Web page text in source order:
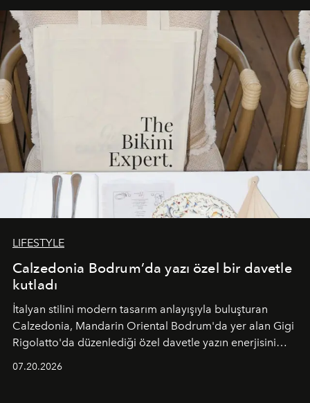
buluşturarak markanın Cavo Tagoo’daki varlığını
sürükleyici ve mevsime özel bir deneyime dönüştürüyor.
LIFESTYLE
Calzedonia Bodrum’da yazı özel bir davetle
kutladı
İtalyan stilini modern tasarım anlayışıyla buluşturan
Calzedonia, Mandarin Oriental Bodrum'da yer alan Gigi
Rigolatto'da düzenlediği özel davetle yazın enerjisini
07.20.2026